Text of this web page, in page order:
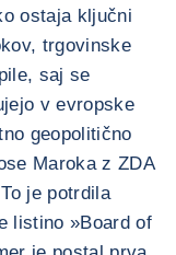
ostaja ključni
trgovinske
saj se
v evropske
geopolitično
Maroka z ZDA
je potrdila
listino »Board of